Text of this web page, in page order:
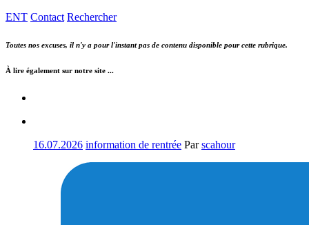
ENT Contact Rechercher
Toutes nos excuses, il n'y a pour l'instant pas de contenu disponible pour cette rubrique.
À lire également sur notre site ...
16.07.2026 information de rentrée Parscahour